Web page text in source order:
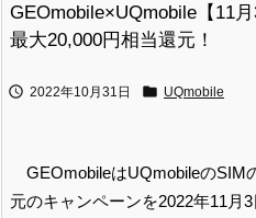
GEOmobile×UQmobile【11
最大20,000円相当還元！
 2022年10月31日  UQmobile
GEOmobileはUQmobileのSIM
元のキャンペーンを2022年11月